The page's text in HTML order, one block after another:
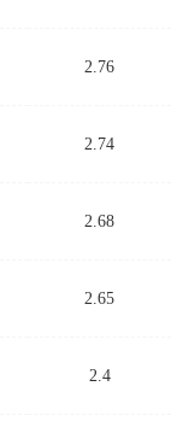
2.76
2.74
2.68
2.65
2.4